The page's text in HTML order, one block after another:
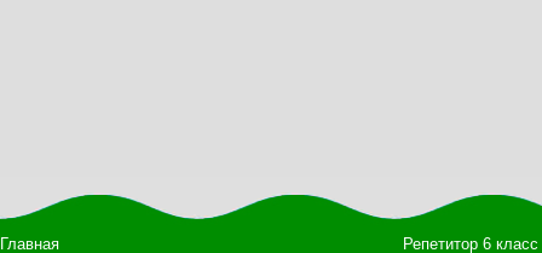
Главная Репетитор 6 класс